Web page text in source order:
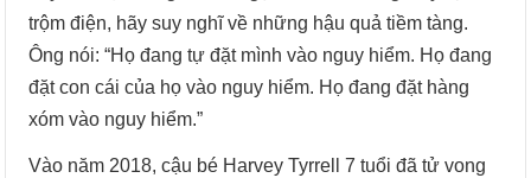
trộm điện, hãy suy nghĩ về những hậu quả tiềm tàng.
Ông nói: “Họ đang tự đặt mình vào nguy hiểm. Họ đang
đặt con cái của họ vào nguy hiểm. Họ đang đặt hàng
xóm vào nguy hiểm.”
Vào năm 2018, cậu bé Harvey Tyrrell 7 tuổi đã tử vong